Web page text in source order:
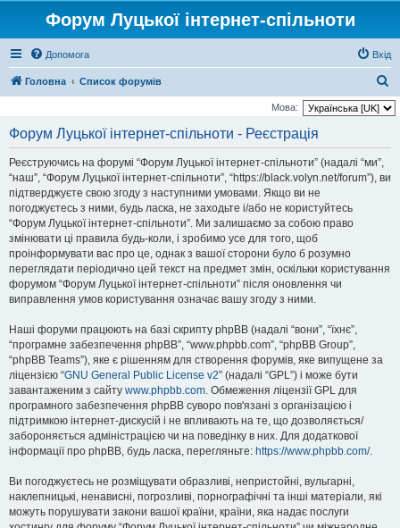
Форум Луцької інтернет-спільноти
Допомога Вхід
Головна Список форумів
о
Мова:
Форум Луцької інтернет-спільноти - Реєстрація
Реєструючись на форумі “Форум Луцької інтернет-спільноти” (надалі “ми”,
“наш”, “Форум Луцької інтернет-спільноти”, “https://black.volyn.net/forum”), ви
підтверджуєте свою згоду з наступними умовами. Якщо ви не
погоджуєтесь з ними, будь ласка, не заходьте і/або не користуйтесь
“Форум Луцької інтернет-спільноти”. Ми залишаємо за собою право
змінювати ці правила будь-коли, і зробимо усе для того, щоб
проінформувати вас про це, однак з вашої сторони було б розумно
переглядати періодично цей текст на предмет змін, оскільки користування
форумом “Форум Луцької інтернет-спільноти” після оновлення чи
виправлення умов користування означає вашу згоду з ними.
Наші форуми працюють на базі скрипту phpBB (надалі “вони”, “їхнє”,
“програмне забезпечення phpBB”, “www.phpbb.com”, “phpBB Group”,
“phpBB Teams”), яке є рішенням для створення форумів, яке випущене за
ліцензією “GNU General Public License v2” (надалі “GPL”) і може бути
завантаженим з сайту www.phpbb.com. Обмеження ліцензії GPL для
програмного забезпечення phpBB суворо пов'язані з організацією і
підтримкою інтернет-дискусій і не впливають на те, що дозволяється/
забороняється адміністрацією чи на поведінку в них. Для додаткової
інформації про phpBB, будь ласка, перегляньте: https://www.phpbb.com/.
Ви погоджуєтесь не розміщувати образливі, непристойні, вульгарні,
наклепницькі, ненависні, погрозливі, порнографічні та інші матеріали, які
можуть порушувати закони вашої країни, країни, яка надає послуги